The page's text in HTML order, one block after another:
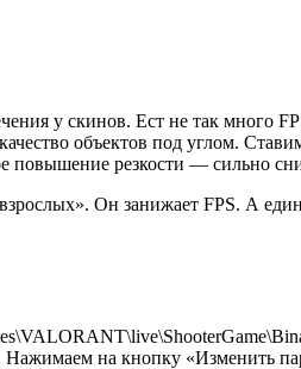
у скинов. Ест не так много
объектов под углом.
повышение резкости — сильно
Он занижает FPS. А
на кнопку «Изменить